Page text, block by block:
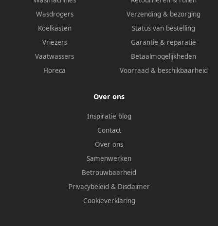
Wasdrogers
Koelkasten
Vriezers
Vaatwassers
Horeca
Verzending & bezorging
Status van bestelling
Garantie & reparatie
Betaalmogelijkheden
Voorraad & beschikbaarheid
Over ons
Inspiratie blog
Contact
Over ons
Samenwerken
Betrouwbaarheid
Privacybeleid & Disclaimer
Cookieverklaring